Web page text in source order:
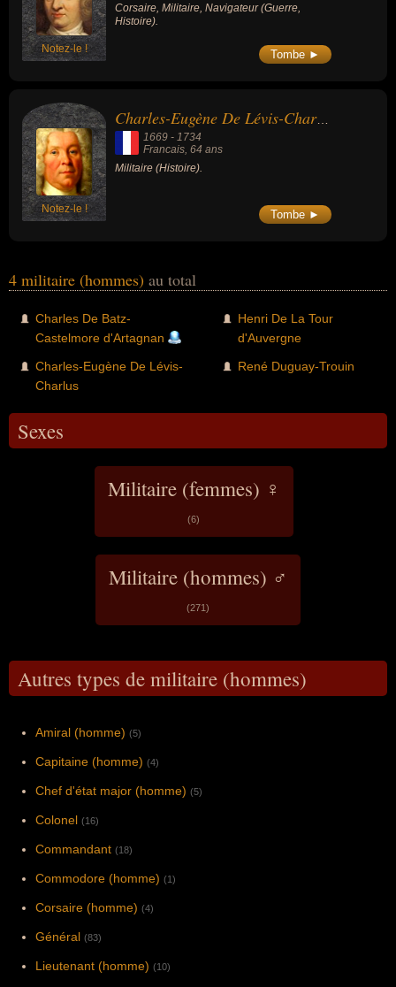
Notez-le !
Corsaire, Militaire, Navigateur (Guerre,
Histoire).
Tombe ►
Notez-le !
Charles-Eugène De Lévis-Charlus
1669 - 1734
Francais , 64 ans
Militaire (Histoire).
Tombe ►
4 militaire (hommes) au total
Charles De Batz-
Castelmore d'Artagnan
Charles-Eugène De Lévis-
Charlus
Henri De La Tour
d'Auvergne
René Duguay-Trouin
Sexes
Militaire (femmes) ♀
(6)
Militaire (hommes) ♂
(271)
Autres types de militaire (hommes)
Amiral (homme) (5)
Capitaine (homme) (4)
Chef d'état major (homme) (5)
Colonel (16)
Commandant (18)
Commodore (homme) (1)
Corsaire (homme) (4)
Général (83)
Lieutenant (homme) (10)